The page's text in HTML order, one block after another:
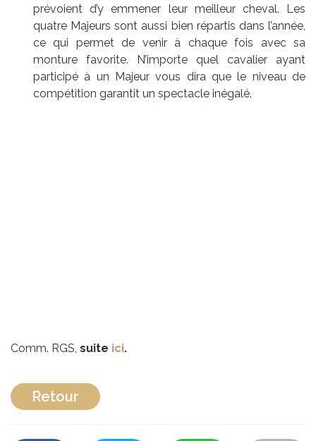
prévoient d’y emmener leur meilleur cheval. Les
quatre Majeurs sont aussi bien répartis dans l’année,
ce qui permet de venir à chaque fois avec sa
monture favorite. N’importe quel cavalier ayant
participé à un Majeur vous dira que le niveau de
compétition garantit un spectacle inégalé.
Comm. RGS, suite ici.
Retour